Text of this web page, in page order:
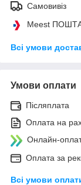
Самовивіз
Meest
Всі умови
Умови оплати
Післяплата
Оплата на
Онлайн-
Оплата за
Всі умови